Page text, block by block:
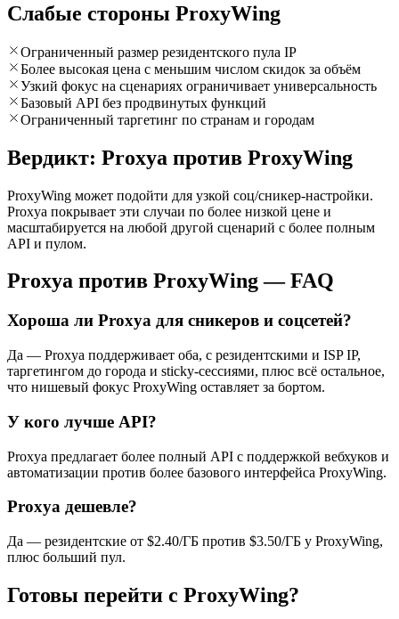
Слабые стороны ProxyWing
Ограниченный размер резидентского пула IP
Более высокая цена с меньшим числом скидок за объём
Узкий фокус на сценариях ограничивает универсальность
Базовый API без продвинутых функций
Ограниченный таргетинг по странам и городам
Вердикт: Proxya против ProxyWing
ProxyWing может подойти для узкой соц/сникер-настройки.
Proxya покрывает эти случаи по более низкой цене и
масштабируется на любой другой сценарий с более полным
API и пулом.
Proxya против ProxyWing — FAQ
Хороша ли Proxya для сникеров и соцсетей?
Да — Proxya поддерживает оба, с резидентскими и ISP IP,
таргетингом до города и sticky-сессиями, плюс всё остальное,
что нишевый фокус ProxyWing оставляет за бортом.
У кого лучше API?
Proxya предлагает более полный API с поддержкой вебхуков и
автоматизации против более базового интерфейса ProxyWing.
Proxya дешевле?
Да — резидентские от $2.40/ГБ против $3.50/ГБ у ProxyWing,
плюс больший пул.
Готовы перейти с ProxyWing?